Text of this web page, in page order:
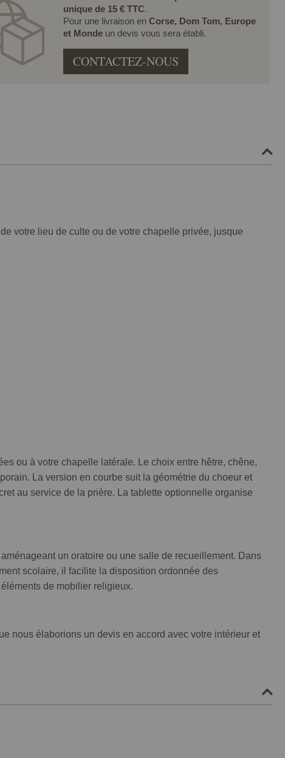
unique de 15 € TTC.
Pour une livraison en Corse, Dom Tom, Europe
et Monde un devis vous sera établi.
CONTACTEZ-NOUS
votre lieu de culte ou de votre chapelle privée, jusque
ou à votre chapelle latérale. Le choix entre hêtre, chêne,
La version en courbe suit la géométrie du choeur et
au service de la prière. La tablette optionnelle organise
un oratoire ou une salle de recueillement. Dans
scolaire, il facilite la disposition ordonnée des
de mobilier religieux.
nous élaborions un devis en accord avec votre intérieur et